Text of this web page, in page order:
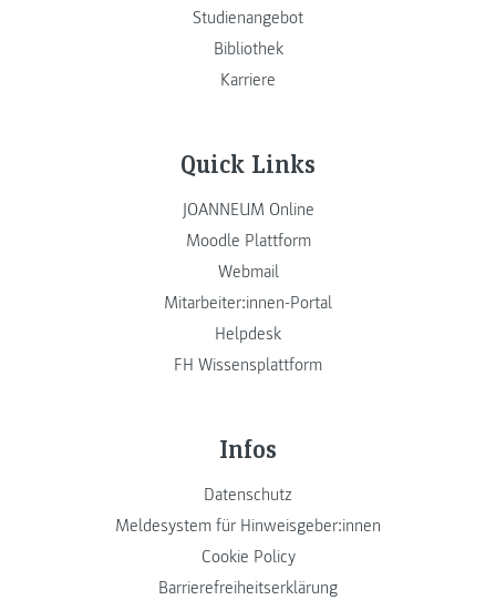
Studienangebot
Bibliothek
Karriere
Quick Links
JOANNEUM Online
Moodle Plattform
Webmail
Mitarbeiter:innen-Portal
Helpdesk
FH Wissensplattform
Infos
Datenschutz
Meldesystem für Hinweisgeber:innen
Cookie Policy
Barrierefreiheitserklärung